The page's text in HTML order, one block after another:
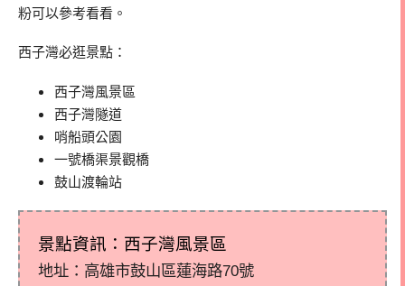
粉可以參考看看。
西子灣必逛景點：
西子灣風景區
西子灣隧道
哨船頭公園
一號橋渠景觀橋
鼓山渡輪站
景點資訊：西子灣風景區
地址：高雄市鼓山區蓮海路70號